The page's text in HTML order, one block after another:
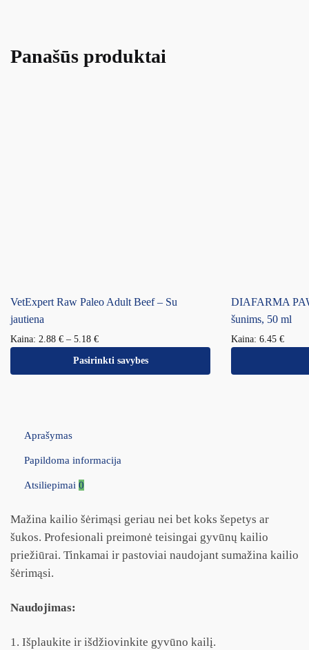
Panašūs produktai
VetExpert Raw Paleo Adult Beef – Su
jautiena
Kaina: 2.88 € – 5.18 €
Pasirinkti savybes
DIAFARMA
šunims, 50 ml
Kaina: 6.45 €
Aprašymas
Papildoma informacija
Atsiliepimai 0
Mažina kailio šėrimąsi geriau nei bet koks šepetys ar
šukos. Profesionali preimonė teisingai gyvūnų kailio
priežiūrai. Tinkamai ir pastoviai naudojant sumažina kailio
šėrimąsi.
Naudojimas:
1. Išplaukite ir išdžiovinkite gyvūno kailį.